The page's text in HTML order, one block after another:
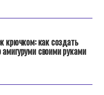
крючком: как создать
своими руками